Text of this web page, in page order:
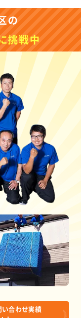
の
挑戦中
い合わせ実績